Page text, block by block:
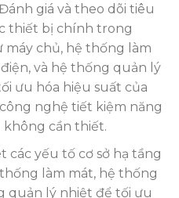
giá và theo dõi tiêu
thiết bị chính trong
máy chủ, hệ thống làm
và hệ thống quản lý
ưu hóa hiệu suất của
nghệ tiết kiệm năng
không cần thiết.
các yếu tố cơ sở hạ tầng
làm mát, hệ thống
quản lý nhiệt để tối ưu